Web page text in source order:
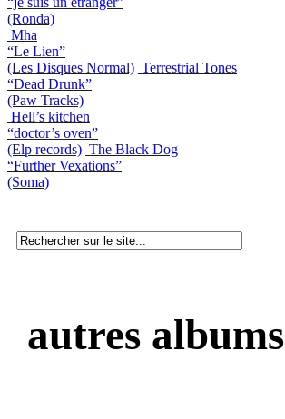
(Ronda)
Mha
“Le Lien”
(Les Disques Normal) Terrestrial Tones
“Dead Drunk”
(Paw Tracks)
Hell’s kitchen
“doctor’s oven”
(Elp records) The Black Dog
“Further Vexations”
(Soma)
autres albums